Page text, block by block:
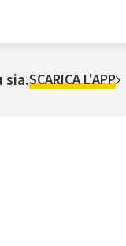
sia.SCARICA L'APP